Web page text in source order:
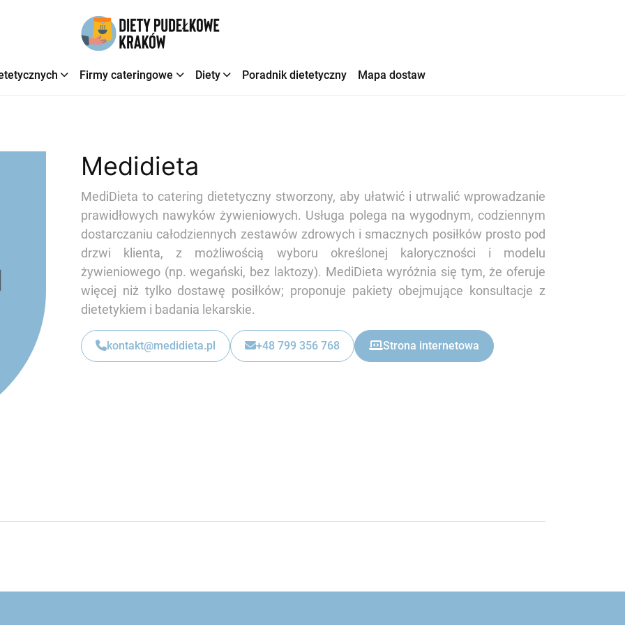
Firmy cateringowe Diety Poradnik dietetyczny Mapa dostaw
Medidieta
MediDieta to catering dietetyczny stworzony, aby ułatwić i utrwalić wprowadzanie
prawidłowych nawyków żywieniowych. Usługa polega na wygodnym, codziennym
dostarczaniu całodziennych zestawów zdrowych i smacznych posiłków prosto pod
drzwi klienta, z możliwością wyboru określonej kaloryczności i modelu
żywieniowego (np. wegański, bez laktozy). MediDieta wyróżnia się tym, że oferuje
więcej niż tylko dostawę posiłków; proponuje pakiety obejmujące konsultacje z
dietetykiem i badania lekarskie.
kontakt@medidieta.pl +48 799 356 768 Strona internetowa